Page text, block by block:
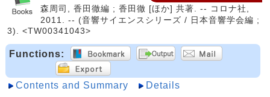
森周司, 香田徹編 ; 香田徹 [ほか] 共著. -- コロナ社,
2011. -- (音響サイエンスシリーズ / 日本音響学会編 ;
3). <TW00341043>
Functions:
Contents and Summary Details